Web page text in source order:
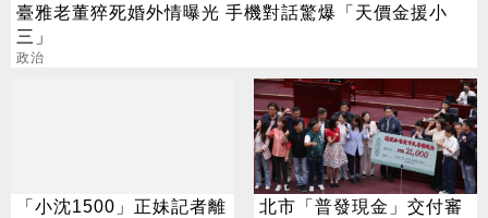
臺雅老董猝死婚外情曝光 手機對話驚爆「天價金援小
三」
政治
「小沈1500」正妹記者離
北市「普發現金」交付審